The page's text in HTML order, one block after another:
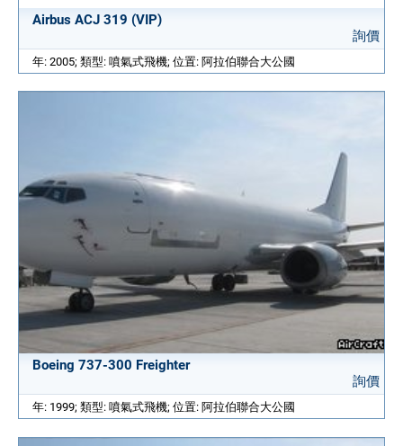
Airbus ACJ 319 (VIP)
詢價
年: 2005; 類型: 噴氣式飛機; 位置: 阿拉伯聯合大公國
Boeing 737-300 Freighter
詢價
年: 1999; 類型: 噴氣式飛機; 位置: 阿拉伯聯合大公國